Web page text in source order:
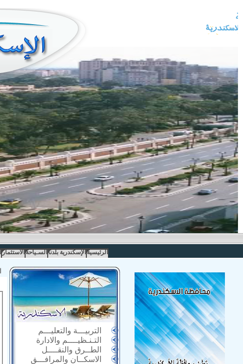
الرئيسية الإسكندرية بلدنا السـياحة الاستثمار
التربيـــة والتعليـــم
التـنـظيــــم والادارة
الطــرق والنقــــل
الاسكــان والمرافـــق